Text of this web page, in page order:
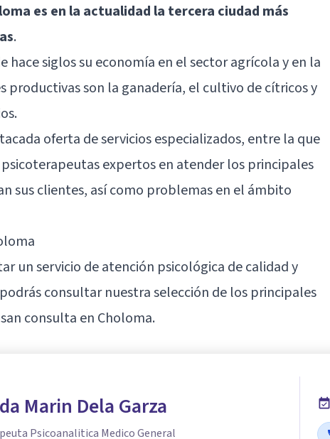
es en la actualidad la tercera ciudad más
.
hace siglos su economía en el sector agrícola y en la
productivas son la ganadería, el cultivo de cítricos y
oferta de servicios especializados, entre la que
expertos en atender los principales
sus clientes, así como problemas en el ámbito
un servicio de atención psicológica de calidad y
consultar nuestra selección de los principales
consulta en Choloma.
Marin Dela Garza
Psicoanalitica Medico General